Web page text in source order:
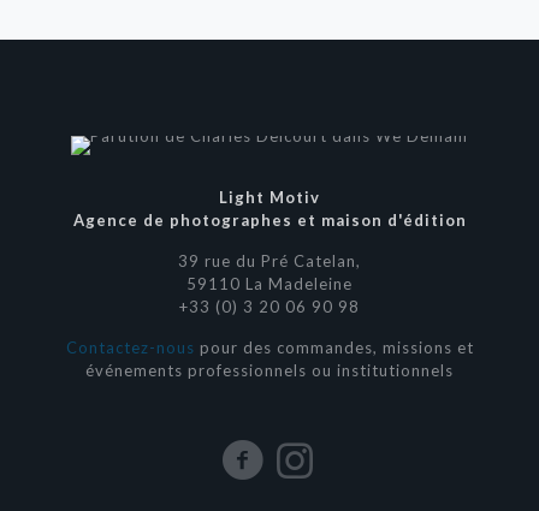
Light Motiv
Agence de photographes et maison d'édition
39 rue du Pré Catelan,
59110 La Madeleine
+33 (0) 3 20 06 90 98
Contactez-nous pour des commandes, missions et
événements professionnels ou institutionnels